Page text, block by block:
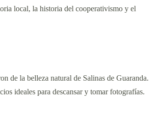
local, la historia del cooperativismo y el
de la belleza natural de Salinas de Guaranda.
ideales para descansar y tomar fotografías.